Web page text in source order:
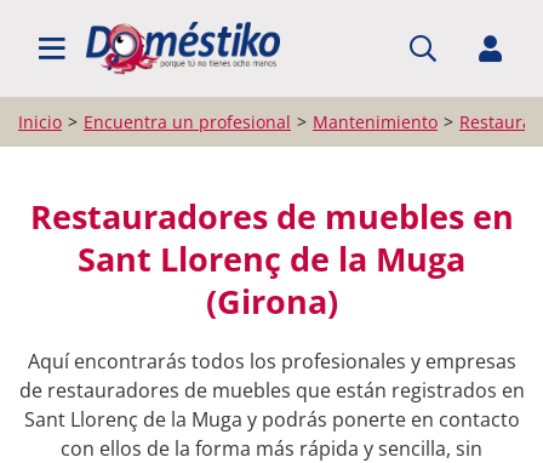
BUSCAR PROFESIONALES
Inicio Encuentra un profesional Mantenimiento
Restauradores de muebles en
Sant Llorenç de la Muga
(Girona)
Aquí encontrarás todos los profesionales y empresas
de restauradores de muebles que están registrados en
Sant Llorenç de la Muga y podrás ponerte en contacto
con ellos de la forma más rápida y sencilla, sin